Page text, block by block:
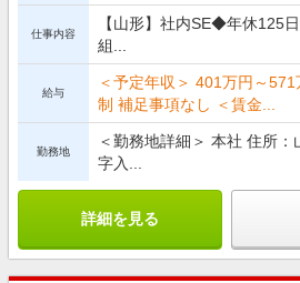
仕事内容
【山形】社内SE◆年休125
組...
給与
＜予定年収＞ 401万円～
制 補足事項なし ＜賃金...
勤務地
＜勤務地詳細＞ 本社 住所
字入...
詳細を見る